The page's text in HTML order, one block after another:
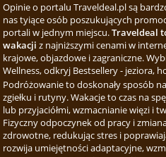
Opinie o portalu Traveldeal.pl są
nas tyiące osób poszukujących
portali w jednym miejscu.Traveldeal
wakacji z najniższymi cenami w
krajowe, objazdowe i zagraniczne.
Wellness, odkryj Bestsellery - jeziora,
Podróżowanie to doskonały sposób
zgiełku i rutyny. Wakacje to czas na
lub przyjaciółmi, wzmacnianie więzi i
Fizyczny odpoczynek od pracy i
zdrowotne, redukując stres i
rozwija umiejętności adaptacyjne,